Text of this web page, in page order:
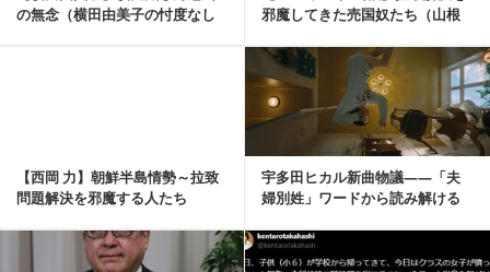
の無念（横田由美子の忖度なし
邪魔してきた売国奴たち（山根
【西岡 力】朝鮮半島情勢～拉致
問題解決を邪魔する人たち
宇多田ヒカル新曲物議――「夫
婦別姓」ワードから読み解ける
記事を読む